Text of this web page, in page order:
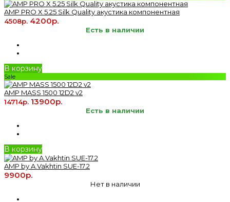
AMP PRO X 5.25 Silk Quality акустика компонентная
4508р. 4200р.
Есть в наличии
В корзину
Sale
AMP MASS 1500 12D2 v2
14714р. 13900р.
Есть в наличии
В корзину
AMP by A.Vakhtin SUE-17.2
9900р.
Нет в наличии